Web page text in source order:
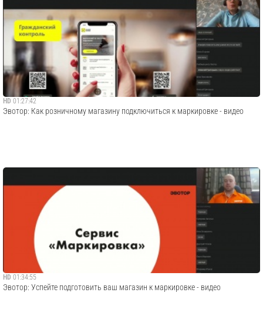
HD 01:27:42
Эвотор: Как розничному магазину подключиться к маркировке - видео
HD 01:34:55
Эвотор: Успейте подготовить ваш магазин к маркировке - видео